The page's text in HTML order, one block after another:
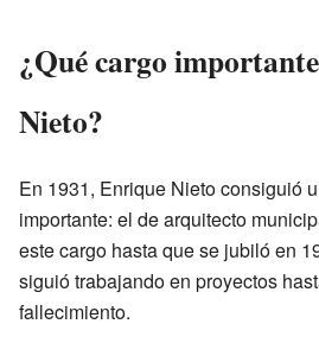
¿Qué cargo
Nieto?
En 1931, Enrique Nieto consiguió
importante: el de arquitecto
este cargo hasta que se jubiló en
siguió trabajando en proyectos
fallecimiento.